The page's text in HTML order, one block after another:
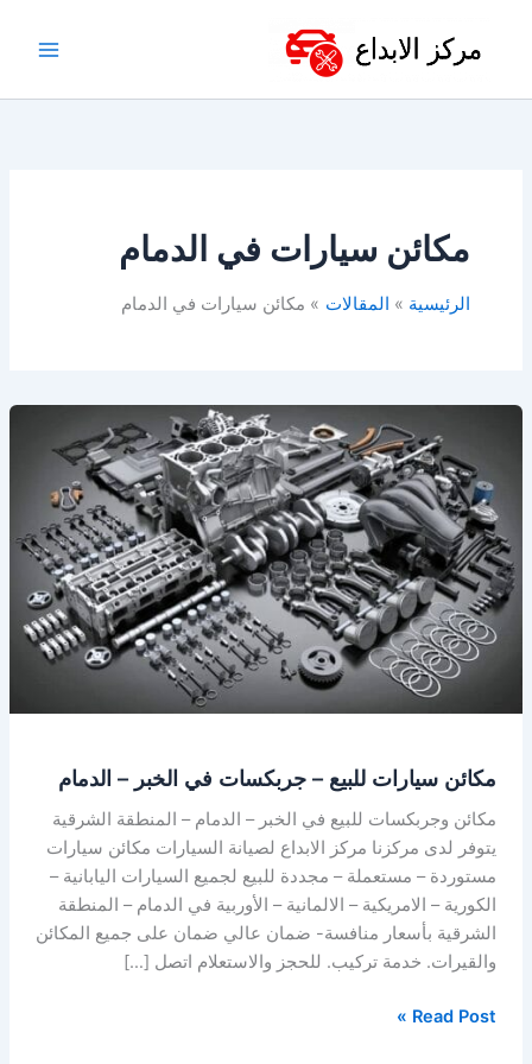
مكائن سيارات في الدمام
الرئيسية المقالات مكائن سيارات في الدمام
مكائن سيارات للبيع – جربكسات في الخبر – الدمام
مكائن وجربكسات للبيع في الخبر – الدمام – المنطقة الشرقية
يتوفر لدى مركزنا مركز الابداع لصيانة السيارات مكائن سيارات
مستوردة – مستعملة – مجددة للبيع لجميع السيارات اليابانية –
الكورية – الامريكية – الالمانية – الأوربية في الدمام – المنطقة
الشرقية بأسعار منافسة- ضمان عالي ضمان على جميع المكائن
والقيرات. خدمة تركيب. للحجز والاستعلام اتصل […]
سيارات
للبيع
–
جربكسات
في
الخبر
–
الدمام
Read Post »